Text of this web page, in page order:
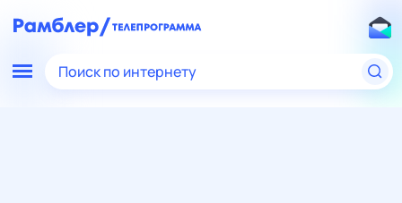
Поиск по интернету